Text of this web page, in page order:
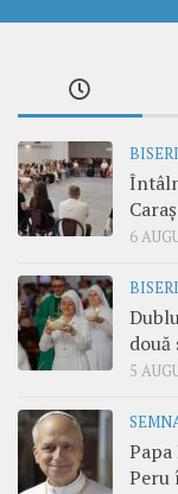
6
5
Peru